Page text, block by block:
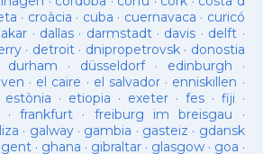
· croàcia · cuba · cuernavaca · curicó
· dallas · darmstadt· davis · delft ·
· detroit· dnipropetrovsk· donostia
durham · düsseldorf· edinburgh ·
· el caire · el salvador · enniskillen ·
estònia · etiopia · exeter· fes· fiji ·
· frankfurt· freiburg im breisgau ·
· galway· gambia · gasteiz · gdansk
gent· ghana · gibraltar· glasgow· goa ·